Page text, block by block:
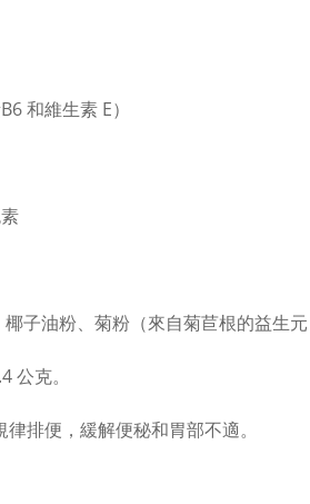
和維生素 E）
子油粉、菊粉（來自菊苣根的益生元
公克。
排便，緩解便秘和胃部不適。